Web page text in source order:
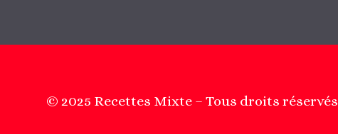
© 2025 Recettes Mixte – Tous droits réservés